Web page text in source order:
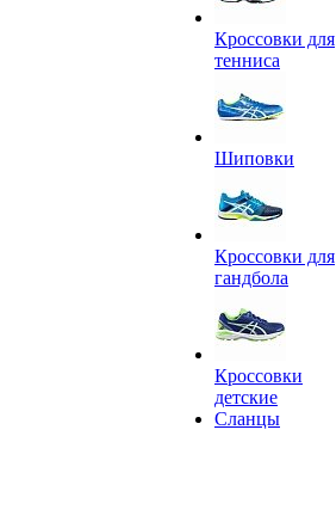
Кроссовки для
тенниса
Шиповки
Кроссовки для
гандбола
Кроссовки
детские
Сланцы